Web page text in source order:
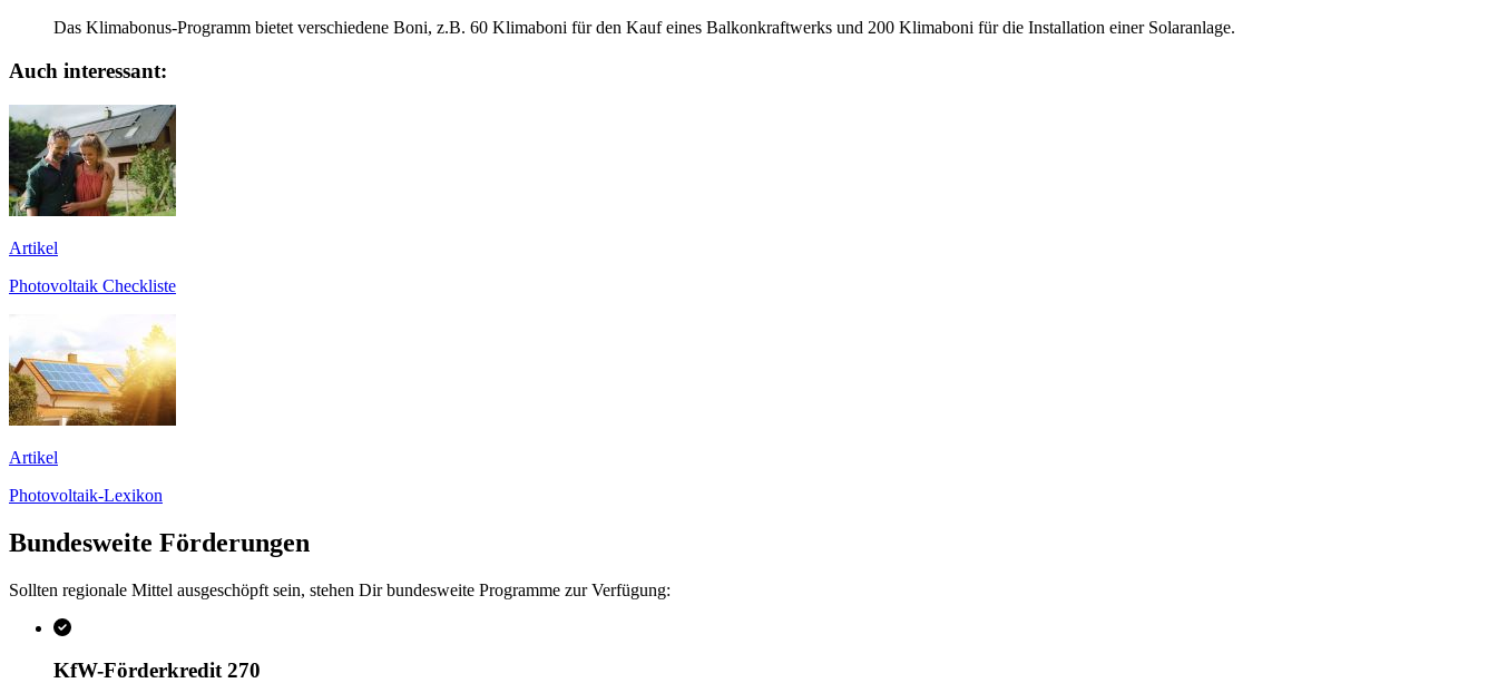
Das Klimabonus-Programm bietet verschiedene Boni, z.B. 60 Klimaboni für den Kauf eines Balkonkraftwerks und 200 Klimaboni für die Installation einer Solaranlage.
Auch interessant:
Artikel
Photovoltaik Checkliste
Artikel
Photovoltaik-Lexikon
Bundesweite Förderungen
Sollten regionale Mittel ausgeschöpft sein, stehen Dir bundesweite Programme zur Verfügung:
KfW-Förderkredit 270